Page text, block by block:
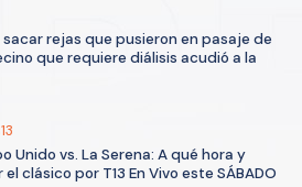
rejas que pusieron en pasaje de
que requiere diálisis acudió a la
Unido vs. La Serena: A qué hora y
clásico por T13 En Vivo este SÁBADO